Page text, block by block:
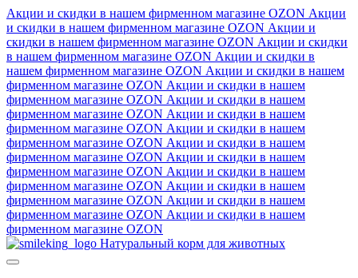
Акции и скидки в нашем фирменном магазине OZON Акции
и скидки в нашем фирменном магазине OZON Акции и
скидки в нашем фирменном магазине OZON Акции и скидки
в нашем фирменном магазине OZON Акции и скидки в
нашем фирменном магазине OZON Акции и скидки в нашем
фирменном магазине OZON Акции и скидки в нашем
фирменном магазине OZON Акции и скидки в нашем
фирменном магазине OZON Акции и скидки в нашем
фирменном магазине OZON Акции и скидки в нашем
фирменном магазине OZON Акции и скидки в нашем
фирменном магазине OZON Акции и скидки в нашем
фирменном магазине OZON Акции и скидки в нашем
фирменном магазине OZON Акции и скидки в нашем
фирменном магазине OZON Акции и скидки в нашем
фирменном магазине OZON Акции и скидки в нашем
фирменном магазине OZON
Натуральный корм для животных